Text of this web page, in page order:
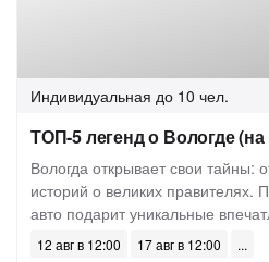
Индивидуальная до 10 чел.
ТОП-5 легенд о Вологде
Вологда открывает свои тайны:
историй о великих правителях.
авто подарит уникальные
12 авг в 12:00
17 авг в 12:00